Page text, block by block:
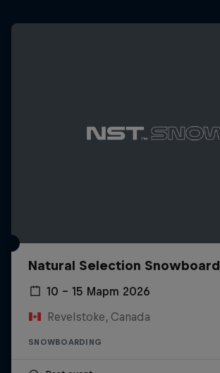
Natural Selection Snowboard
10 – 15 Март 2026
Revelstoke, Canada
SNOWBOARDING